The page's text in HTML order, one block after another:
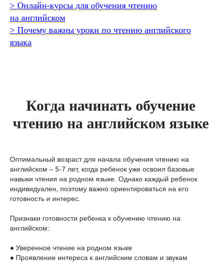
> Онлайн-курсы для обучения чтению
на английском
> Почему важны уроки по чтению английского
языка
Когда начинать обучение
чтению на английском языке
Оптимальный возраст для начала обучения чтению на
английском – 5-7 лет, когда ребенок уже освоил базовые
навыки чтения на родном языке. Однако каждый ребенок
индивидуален, поэтому важно ориентироваться на его
готовность и интерес.
Признаки готовности ребенка к обучению чтению на
английском:
● Уверенное чтение на родном языке
● Проявление интереса к английским словам и звукам